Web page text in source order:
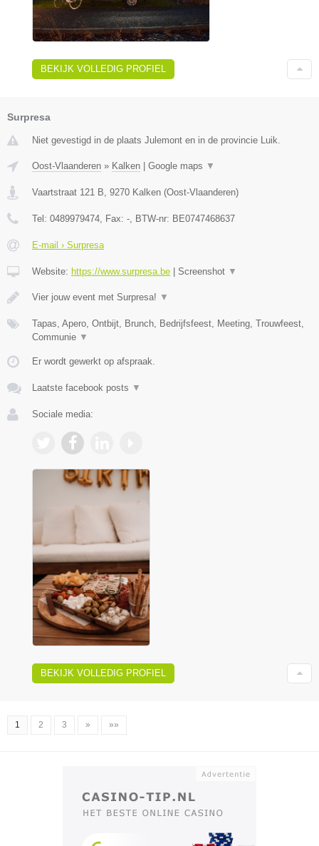
BEKIJK VOLLEDIG PROFIEL
Surpresa
Niet gevestigd in de plaats Julemont en in de provincie Luik.
Oost-Vlaanderen » Kalken Google maps ▼
Vaartstraat 121 B, 9270 Kalken (Oost-Vlaanderen)
Tel: 0489979474, Fax: -, BTW-nr: BE0747468637
E-mail › Surpresa
Website: https://www.surpresa.be Screenshot ▼
Vier jouw event met Surpresa! ▼
Tapas, Apero, Ontbijt, Brunch, Bedrijfsfeest, Meeting, Trouwfeest,
Communie ▼
Er wordt gewerkt op afspraak.
Laatste facebook posts ▼
Sociale media:
BEKIJK VOLLEDIG PROFIEL
1 2 3 » »»